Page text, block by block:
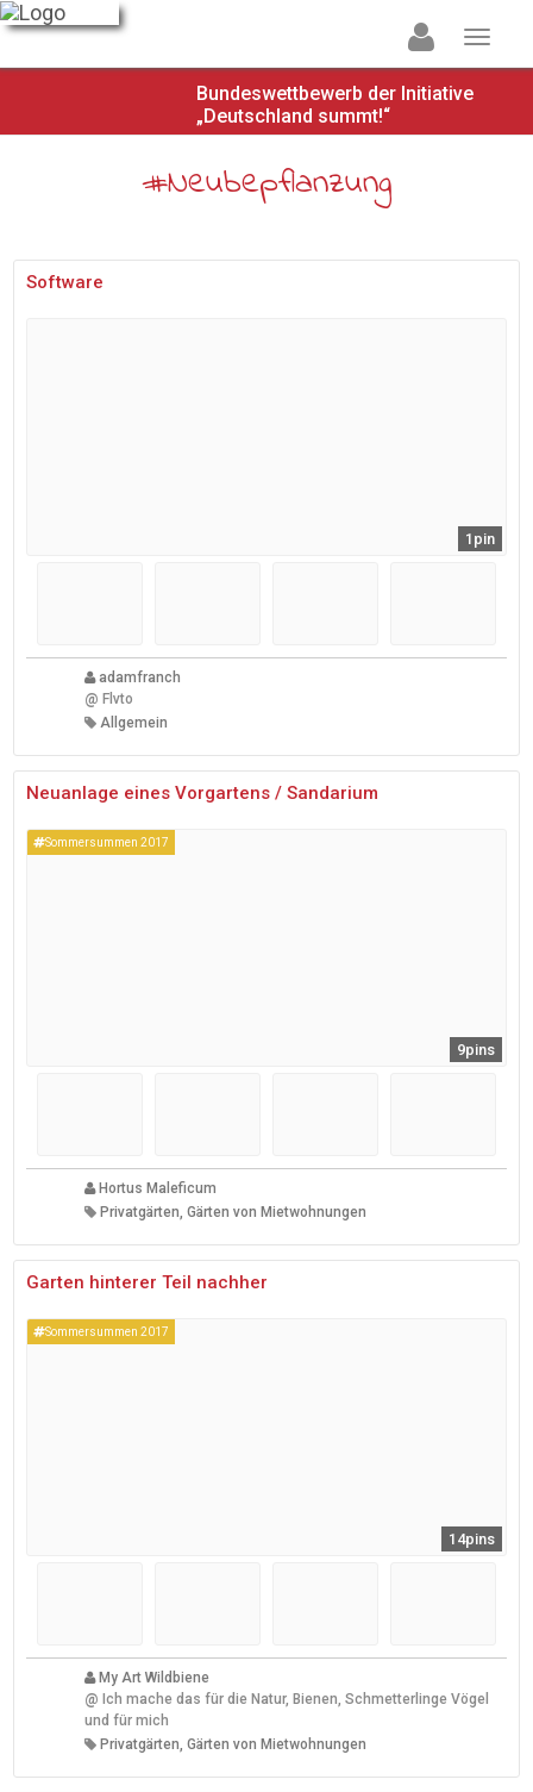
Bundeswettbewerb der Initiative
„Deutschland summt!“
#Neubepflanzung
Software
1pin
adamfranch
@ Flvto
Allgemein
Neuanlage eines Vorgartens / Sandarium
Sommersummen 2017
9pins
Hortus Maleficum
Privatgärten, Gärten von Mietwohnungen
Garten hinterer Teil nachher
Sommersummen 2017
14pins
My Art Wildbiene
@ Ich mache das für die Natur, Bienen, Schmetterlinge Vögel
und für mich
Privatgärten, Gärten von Mietwohnungen